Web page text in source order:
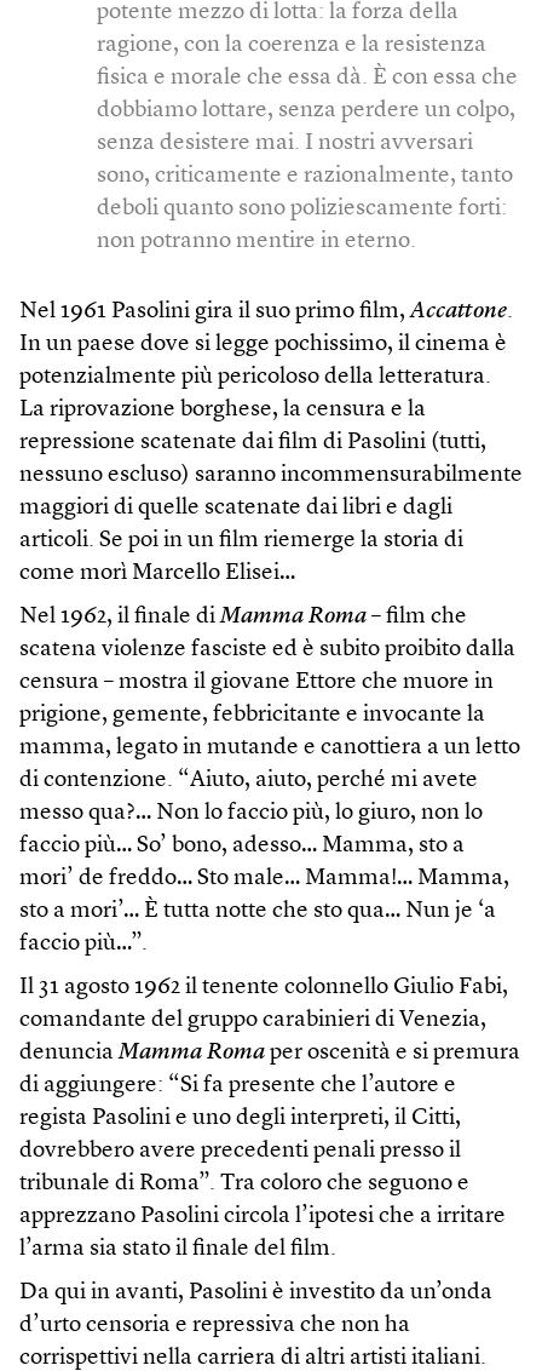
potente mezzo di lotta: la forza della
ragione, con la coerenza e la resistenza
fisica e morale che essa dà. È con essa che
dobbiamo lottare, senza perdere un colpo,
senza desistere mai. I nostri avversari
sono, criticamente e razionalmente, tanto
deboli quanto sono poliziescamente forti:
non potranno mentire in eterno.
Nel 1961 Pasolini gira il suo primo film,Accattone.
In un paese dove si legge pochissimo, il cinema è
potenzialmente più pericoloso della letteratura.
La riprovazione borghese, la censura e la
repressione scatenate dai film di Pasolini (tutti,
nessuno escluso) saranno incommensurabilmente
maggiori di quelle scatenate dai libri e dagli
articoli. Se poi in un film riemerge la storia di
come morì Marcello Elisei…
Nel 1962, il finale diMamma Roma – film che
scatena violenze fasciste ed è subito proibito dalla
censura – mostra il giovane Ettore che muore in
prigione, gemente, febbricitante e invocante la
mamma, legato in mutande e canottiera a un letto
di contenzione. “Aiuto, aiuto, perché mi avete
messo qua?… Non lo faccio più, lo giuro, non lo
faccio più… So’ bono, adesso… Mamma, sto a
mori’ de freddo… Sto male… Mamma!… Mamma,
sto a mori’… È tutta notte che sto qua… Nun je ‘a
faccio più…”.
Il 31 agosto 1962 il tenente colonnello Giulio Fabi,
comandante del gruppo carabinieri di Venezia,
denunciaMamma Roma per oscenità e si premura
di aggiungere: “Si fa presente che l’autore e
regista Pasolini e uno degli interpreti, il Citti,
dovrebbero avere precedenti penali presso il
tribunale di Roma”. Tra coloro che seguono e
apprezzano Pasolini circola l’ipotesi che a irritare
l’arma sia stato il finale del film.
Da qui in avanti, Pasolini è investito da un’onda
d’urto censoria e repressiva che non ha
corrispettivi nella carriera di altri artisti italiani.